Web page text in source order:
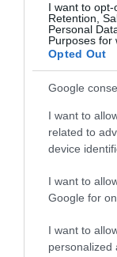
I want to opt-
Retention,
Personal
Purposes for
Opted Out
Google
I want to
related to
device
I want to
Google for
I want to
personalized
Διαβάστε
Διαβάστε όλες
Ελλάδακαι
ΜΠΑΣΚΕΤ
Ο λόγος που
του Σωτήρος –
06.08.2026 | 20:20